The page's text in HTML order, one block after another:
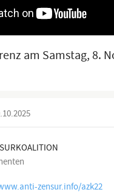
am Samstag, 8.
zensur.info/azk22